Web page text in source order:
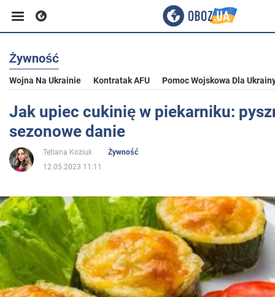
Biznes
Sport
Rozrywka
Polityka
Społeczeństwo
Żywność
Wojna Na Ukrainie Kontratak AFU Pomoc Wojskowa Dla
Jak upiec cukinię w piekarniku:
sezonowe danie
Tetiana Koziuk
Żywność
12.05.2023 11:11